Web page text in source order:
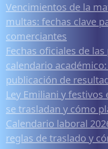
Vencimientos de la
multas: fechas clave
comerciantes
Fechas oficiales de
calendario
publicación de
Ley Emiliani y
se trasladan y cómo
Calendario laboral
reglas de traslado y